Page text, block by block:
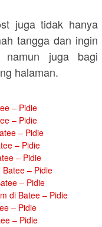
juga tidak hanya
tangga dan ingin
juga bagi
halaman.
– Pidie
– Pidie
– Pidie
– Pidie
– Pidie
– Pidie
– Pidie
di Batee – Pidie
– Pidie
– Pidie